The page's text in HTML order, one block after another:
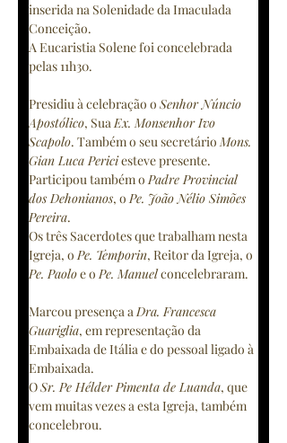
inserida na Solenidade da Imaculada
Conceição.
A Eucaristia Solene foi concelebrada
pelas 11h30.
Presidiu à celebração o Senhor Núncio
Apostólico, Sua Ex. Monsenhor Ivo
Scapolo. Também o seu secretário Mons.
Gian Luca Perici esteve presente.
Participou também o Padre Provincial
dos Dehonianos, o Pe. João Nélio Simões
Pereira.
Os três Sacerdotes que trabalham nesta
Igreja, o Pe. Temporin, Reitor da Igreja, o
Pe. Paolo e o Pe. Manuel concelebraram.
Marcou presença a Dra. Francesca
Guariglia, em representação da
Embaixada de Itália e do pessoal ligado à
Embaixada.
O Sr. Pe Hélder Pimenta de Luanda, que
vem muitas vezes a esta Igreja, também
concelebrou.